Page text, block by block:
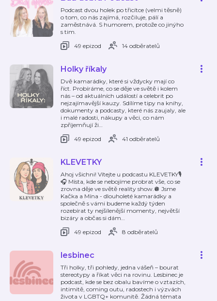
Podcast dvou holek po třicítce (velmi těsně)
o tom, co nás zajímá, rozčiluje, pálí a
zaměstnává. S humorem, protože co jinýho
s tim.
49 epizod
14 odběratelů
Holky říkaly
Dvě kamarádky, které si vždycky mají co
říct. Probíráme, co se děje ve světě i kolem
nás – od aktuálních událostí a celebrit po
nejzajímavější kauzy. Sdílíme tipy na knihy,
dokumenty a podcasty, které nás zaujaly, ale
i malé radosti, nákupy a věci, co nám
zpříjemňují ži…
49 epizod
41 odběratelů
KLEVETKY
Ahoj všichni! Vítejte u podcastu KLEVETKY🎙️
🎧 Místa, kde se nebojíme probrat vše, co se
zrovna děje ve světě reality show.🪩 Jsme
Kačka a Mína - dlouholeté kamarádky a
společně s vámi budeme každý týden
rozebírat ty nejšílenější momenty, největší
bizáry a občas si dám…
49 epizod
8 odběratelů
lesbinec
Tři holky, tři pohledy, jedna vášeň – bourat
stereotypy a říkat věci na rovinu. Lesbinec je
podcast, kde se bez obalu bavíme o vztazích,
intimitě, coming outu, radostech i výzvách
života v LGBTQ+ komunitě. Žádná témata